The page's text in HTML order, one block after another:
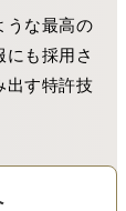
うな最高の
も採用さ
出す特許技